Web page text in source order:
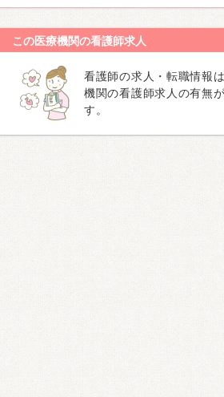
この医療機関の看護師求人
看護師の求人・転職情報
機関の看護師求人の有無
す。